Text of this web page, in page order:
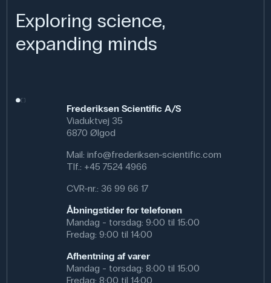
Exploring science,
expanding minds
Frederiksen Scientific A/S
Viaduktvej 35
6870 Ølgod
Mail: info@frederiksen-scientific.com
Tlf.: +45 7524 4966
CVR-nr.: 36 99 66 17
Åbningstider for telefonen
Mandag - torsdag: 9:00 til 15:00
Fredag: 9:00 til 14:00
Afhentning af varer
Mandag - torsdag: 8:00 til 15:00
Fredag: 8:00 til 14:00